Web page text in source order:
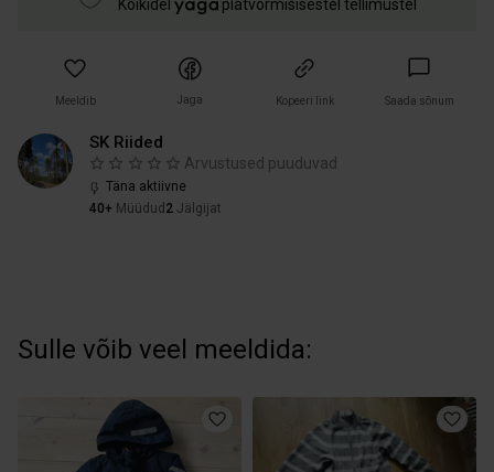
Kõikidel
platvormisisestel tellimustel
Meeldib Jaga Kopeeri link Saada sõnum
SK Riided
Arvustused puuduvad
Täna aktiivne
40+ Müüdud 2 Jälgijat
Sulle võib veel meeldida: